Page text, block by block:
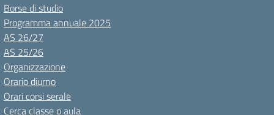
Borse di studio
Programma annuale 2025
AS 26/27
AS 25/26
Organizzazione
Orario diurno
Orari corsi serale
Cerca classe o aula